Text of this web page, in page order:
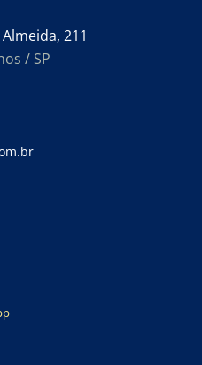
211
/ SP